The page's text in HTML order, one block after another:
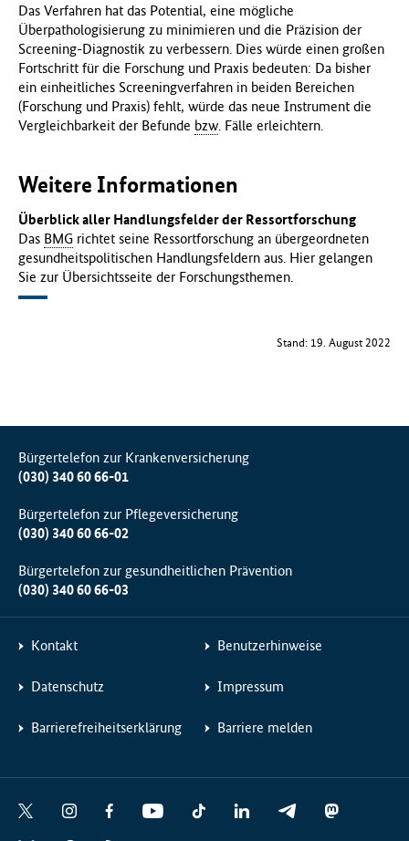
Das Verfahren hat das Potential, eine mögliche
Überpathologisierung zu minimieren und die Präzision der
Screening-Diagnostik zu verbessern. Dies würde einen großen
Fortschritt für die Forschung und Praxis bedeuten: Da bisher
ein einheitliches Screeningverfahren in beiden Bereichen
(Forschung und Praxis) fehlt, würde das neue Instrument die
Vergleichbarkeit der Befunde bzw . Fälle erleichtern.
Weitere Informationen
Überblick aller Handlungsfelder der Ressortforschung
Das BMG richtet seine Ressortforschung an übergeordneten
gesundheitspolitischen Handlungsfeldern aus. Hier gelangen
Sie zur Übersichtsseite der Forschungsthemen.
Stand: 19. August 2022
Bürgertelefon zur Krankenversicherung
(030) 340 60 66-01
Bürgertelefon zur Pflegeversicherung
(030) 340 60 66-02
Bürgertelefon zur gesundheitlichen Prävention
(030) 340 60 66-03
Kontakt Benutzerhinweise
Datenschutz Impressum
Barrierefreiheitserklärung Barriere melden
Social
Media